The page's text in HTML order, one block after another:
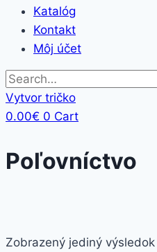
Katalóg
Kontakt
Môj účet
Vytvor tričko
0.00€ 0 Cart
Poľovníctvo
Zobrazený jediný výsledok